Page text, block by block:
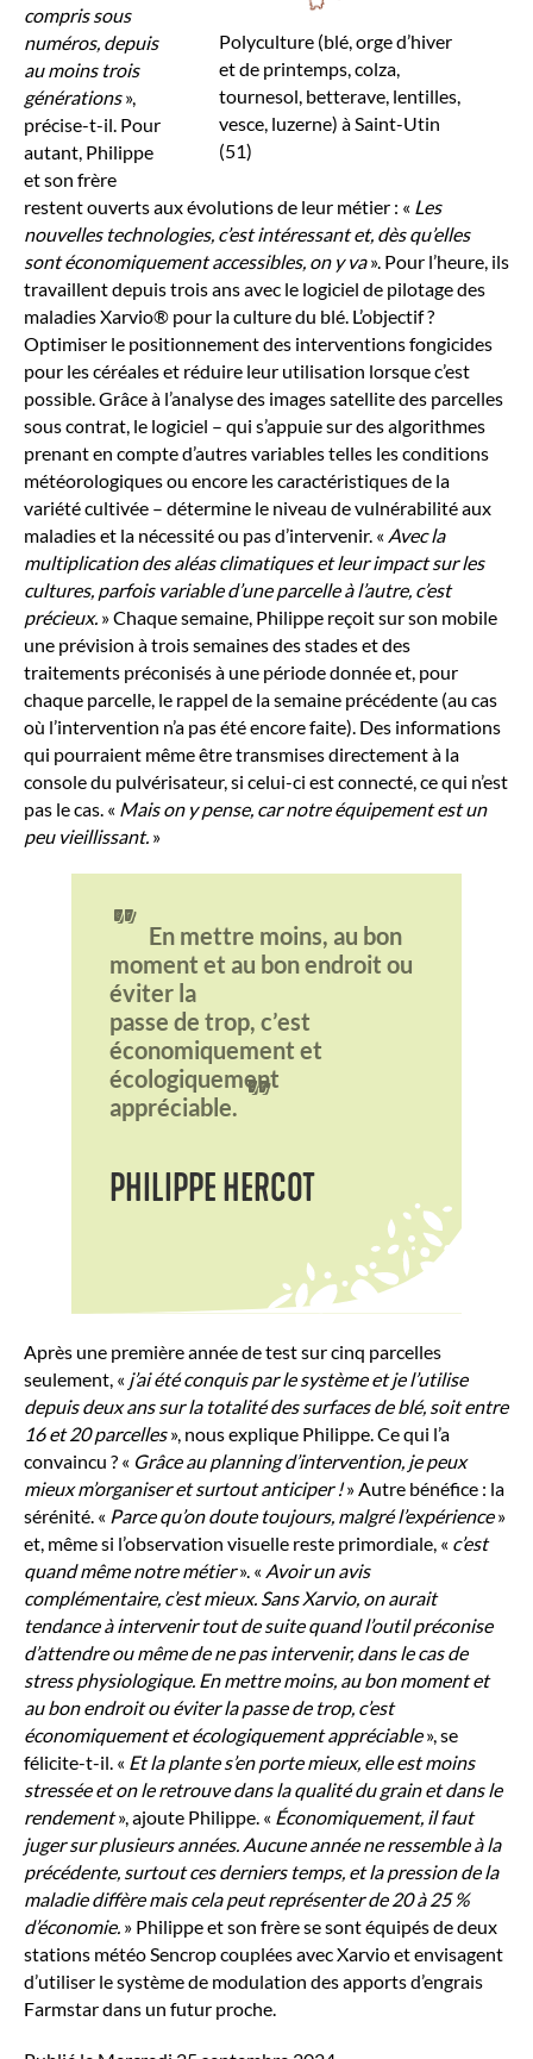
Polyculture (blé, orge d’hiver
et de printemps, colza,
tournesol, betterave, lentilles,
vesce, luzerne) à Saint-Utin
(51)
compris sous
numéros, depuis
au moins trois
générations»,
précise-t-il. Pour
autant, Philippe
et son frère
restent ouverts aux évolutions de leur métier : « Les
nouvelles technologies, c’est intéressant et, dès qu’elles
sont économiquement accessibles, on y va». Pour l’heure, ils
travaillent depuis trois ans avec le logiciel de pilotage des
maladies Xarvio® pour la culture du blé. L’objectif ?
Optimiser le positionnement des interventions fongicides
pour les céréales et réduire leur utilisation lorsque c’est
possible. Grâce à l’analyse des images satellite des parcelles
sous contrat, le logiciel – qui s’appuie sur des algorithmes
prenant en compte d’autres variables telles les conditions
météorologiques ou encore les caractéristiques de la
variété cultivée – détermine le niveau de vulnérabilité aux
maladies et la nécessité ou pas d’intervenir. « Avec la
multiplication des aléas climatiques et leur impact sur les
cultures, parfois variable d’une parcelle à l’autre, c’est
précieux. » Chaque semaine, Philippe reçoit sur son mobile
une prévision à trois semaines des stades et des
traitements préconisés à une période donnée et, pour
chaque parcelle, le rappel de la semaine précédente (au cas
où l’intervention n’a pas été encore faite). Des informations
qui pourraient même être transmises directement à la
console du pulvérisateur, si celui-ci est connecté, ce qui n’est
pas le cas. « Mais on y pense, car notre équipement est un
peu vieillissant. »
" En mettre moins, au bon
moment et au bon endroit ou
éviter la
passe de trop, c’est
économiquement et
écologiquement
appréciable. "
PHILIPPE HERCOT
Après une première année de test sur cinq parcelles
seulement, « j’ai été conquis par le système et je l’utilise
depuis deux ans sur la totalité des surfaces de blé, soit entre
16 et 20 parcelles», nous explique Philippe. Ce qui l’a
convaincu ? « Grâce au planning d’intervention, je peux
mieux m’organiser et surtout anticiper !» Autre bénéfice : la
sérénité. « Parce qu’on doute toujours, malgré l’expérience»
et, même si l’observation visuelle reste primordiale, « c’est
quand même notre métier». « Avoir un avis
complémentaire, c’est mieux. Sans Xarvio, on aurait
tendance à intervenir tout de suite quand l’outil préconise
d’attendre ou même de ne pas intervenir, dans le cas de
stress physiologique. En mettre moins, au bon moment et
au bon endroit ou éviter la passe de trop, c’est
économiquement et écologiquement appréciable», se
félicite-t-il. « Et la plante s’en porte mieux, elle est moins
stressée et on le retrouve dans la qualité du grain et dans le
rendement», ajoute Philippe. « Économiquement, il faut
juger sur plusieurs années. Aucune année ne ressemble à la
précédente, surtout ces derniers temps, et la pression de la
maladie diffère mais cela peut représenter de 20 à 25 %
d’économie. » Philippe et son frère se sont équipés de deux
stations météo Sencrop couplées avec Xarvio et envisagent
d’utiliser le système de modulation des apports d’engrais
Farmstar dans un futur proche.